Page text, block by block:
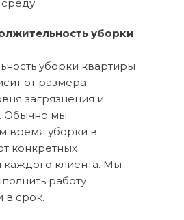
уборки
уборки квартиры
от размера
загрязнения и
Обычно мы
время уборки в
конкретных
каждого клиента. Мы
работу
в срок.